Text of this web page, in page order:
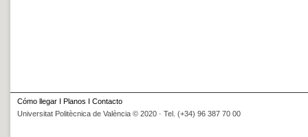
Cómo llegar I Planos I Contacto
Universitat Politècnica de València © 2020 · Tel. (+34) 96 387 70 00